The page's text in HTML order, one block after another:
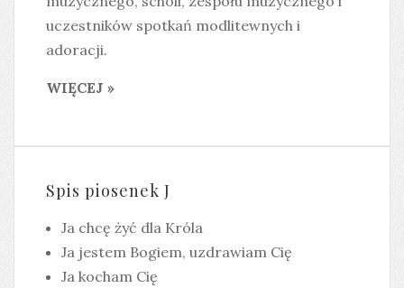
uczestników spotkań modlitewnych i
adoracji.
WIĘCEJ »
Spis piosenek J
Ja chcę żyć dla Króla
Ja jestem Bogiem, uzdrawiam Cię
Ja kocham Cię